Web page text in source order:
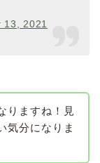
13, 2021
りますね！見
気分になりま